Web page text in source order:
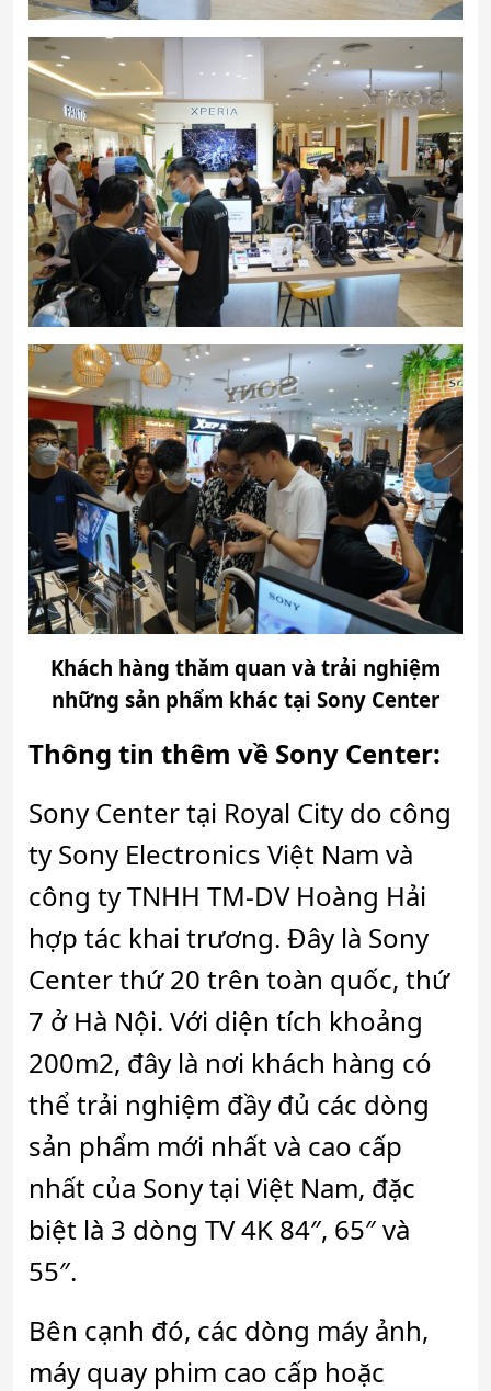
Khách hàng thăm quan và trải nghiệm
những sản phẩm khác tại Sony Center
Thông tin thêm về Sony Center:
Sony Center tại Royal City do công
ty Sony Electronics Việt Nam và
công ty TNHH TM-DV Hoàng Hải
hợp tác khai trương. Đây là Sony
Center thứ 20 trên toàn quốc, thứ
7 ở Hà Nội. Với diện tích khoảng
200m2, đây là nơi khách hàng có
thể trải nghiệm đầy đủ các dòng
sản phẩm mới nhất và cao cấp
nhất của Sony tại Việt Nam, đặc
biệt là 3 dòng TV 4K 84″, 65″ và
55″.
Bên cạnh đó, các dòng máy ảnh,
máy quay phim cao cấp hoặc